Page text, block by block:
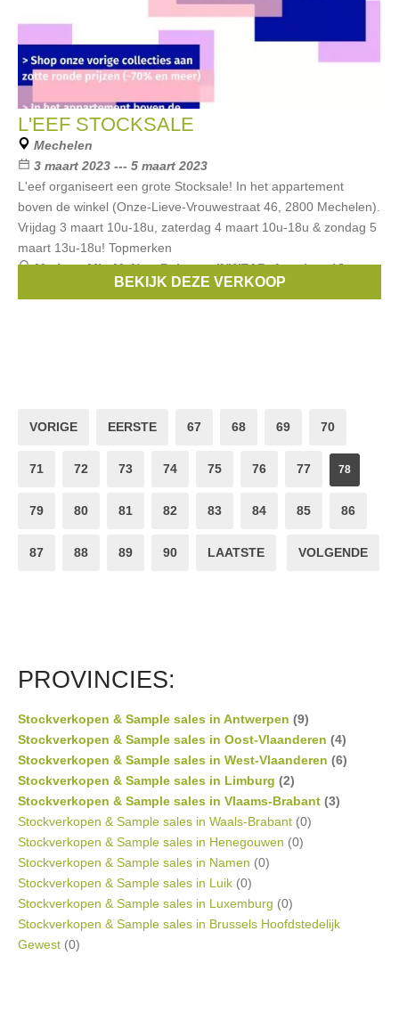
L'EEF STOCKSALE
Mechelen
3 maart 2023 --- 5 maart 2023
L'eef organiseert een grote Stocksale! In het appartement
boven de winkel (Onze-Lieve-Vrouwestraat 46, 2800 Mechelen).
Vrijdag 3 maart 10u-18u, zaterdag 4 maart 10u-18u & zondag 5
maart 13u-18u! Topmerken
Merken:MbyM,New Balance,INWEAR,American Vintage,
Nathalie Vleeschouwer, ...
BEKIJK DEZE VERKOOP
VORIGE EERSTE 67 68 69 70
71 72 73 74 75 76 77 78
79 80 81 82 83 84 85 86
87 88 89 90 LAATSTE VOLGENDE
PROVINCIES:
Stockverkopen & Sample sales in Antwerpen (9)
Stockverkopen & Sample sales in Oost-Vlaanderen (4)
Stockverkopen & Sample sales in West-Vlaanderen (6)
Stockverkopen & Sample sales in Limburg (2)
Stockverkopen & Sample sales in Vlaams-Brabant (3)
Stockverkopen & Sample sales in Waals-Brabant (0)
Stockverkopen & Sample sales in Henegouwen (0)
Stockverkopen & Sample sales in Namen (0)
Stockverkopen & Sample sales in Luik (0)
Stockverkopen & Sample sales in Luxemburg (0)
Stockverkopen & Sample sales in Brussels Hoofdstedelijk
Gewest (0)